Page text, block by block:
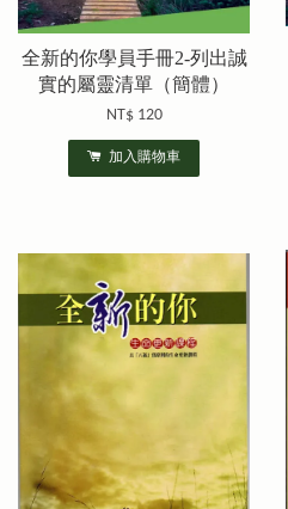
全新的你學員手冊2-列出誠
實的屬靈清單（簡體）
NT$ 120
加入購物車